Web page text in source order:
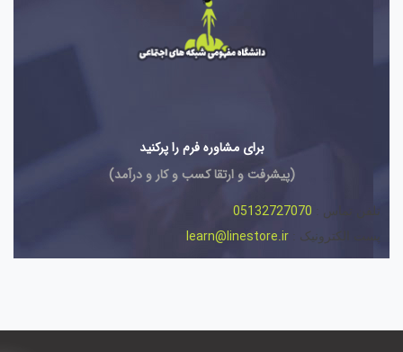
برای مشاوره فرم را پرکنید
(پیشرفت و ارتقا کسب و کار و درآمد)
تلفن تماس : 05132727070
پست الکترونیک : learn@linestore.ir